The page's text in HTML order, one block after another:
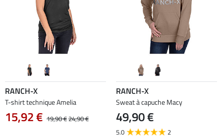
RANCH-X
T-shirt technique Amelia
15,92 € 19,90 €24,90 €
RANCH-X
Sweat à capuche Macy
49,90 €
5.0 2